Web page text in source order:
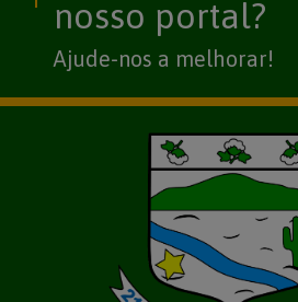
nosso portal?
Ajude-nos a melhorar!